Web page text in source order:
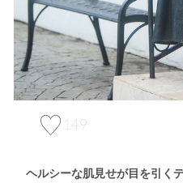
149
ヘルシーな肌見せが目を引く